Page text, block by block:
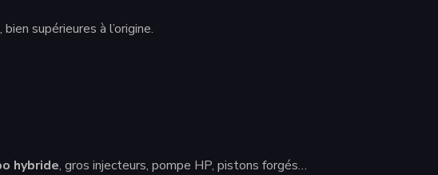
supérieures à l’origine.
hybride, gros injecteurs, pompe HP, pistons forgés…